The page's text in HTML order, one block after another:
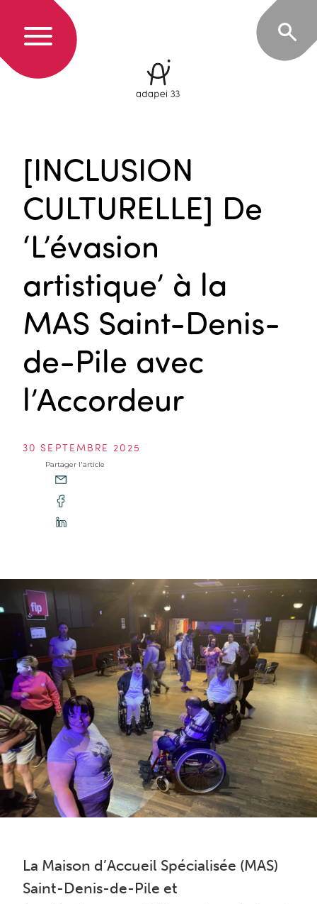
[INCLUSION
CULTURELLE] De
‘L’évasion
artistique’ à la
MAS Saint-Denis-
de-Pile avec
l’Accordeur
30 SEPTEMBRE 2025
Partager l'article
La Maison d’Accueil Spécialisée (MAS)
Saint-Denis-de-Pile et